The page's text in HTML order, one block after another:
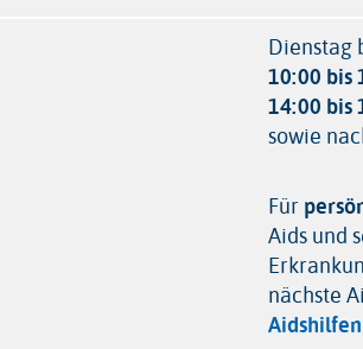
Dienstag
10:00 bis
14:00 bis
sowie
Für
Aids und
nächste